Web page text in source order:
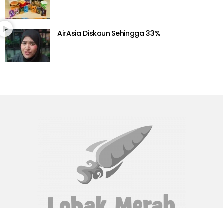
AirAsia Diskaun Sehingga 33%